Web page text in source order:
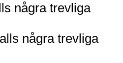
några trevliga